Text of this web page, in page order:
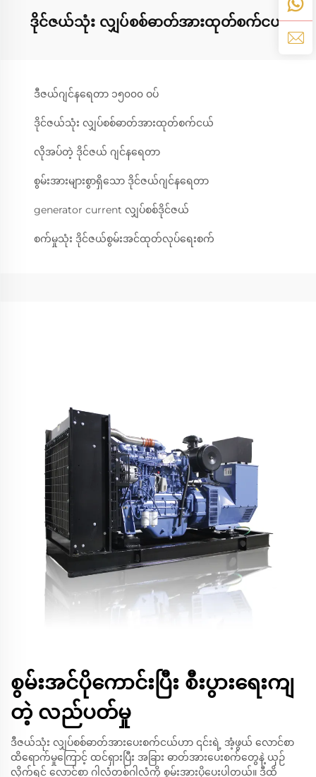
ဒိုင်ဇယ်သုံး လျှပ်စစ်ဓာတ်အားထုတ်စက်ငယ်
ဒီဇယ်ဂျင်နရေတာ ၁၅၀၀၀ ဝပ်
ဒိုင်ဇယ်သုံး လျှပ်စစ်ဓာတ်အားထုတ်စက်ငယ်
လိုအပ်တဲ့ ဒိုင်ဇယ် ဂျင်နရေတာ
စွမ်းအားများစွာရှိသော ဒိုင်ဇယ်ဂျင်နရေတာ
generator current လျှပ်စစ်ဒိုင်ဇယ်
စက်မှုသုံး ဒိုင်ဇယ်စွမ်းအင်ထုတ်လုပ်ရေးစက်
စွမ်းအင်ပိုကောင်းပြီး စီးပွားရေးကျ
တဲ့ လည်ပတ်မှု
ဒီဇယ်သုံး လျှပ်စစ်ဓာတ်အားပေးစက်ငယ်ဟာ ၎င်းရဲ့ အံ့ဖွယ် လောင်စာ
ထိရောက်မှုကြောင့် ထင်ရှားပြီး အခြား ဓာတ်အားပေးစက်တွေနဲ့ ယှဉ်
လိုက်ရင် လောင်စာ ဂါလံတစ်ဂါလံကို စွမ်းအားပိုပေးပါတယ်။ ဒီထိ